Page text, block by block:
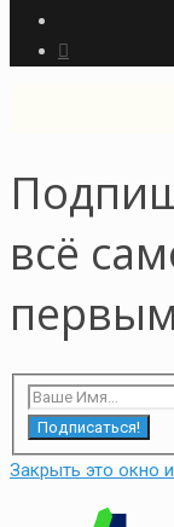
всё
Подписаться!
Закрыть это окно